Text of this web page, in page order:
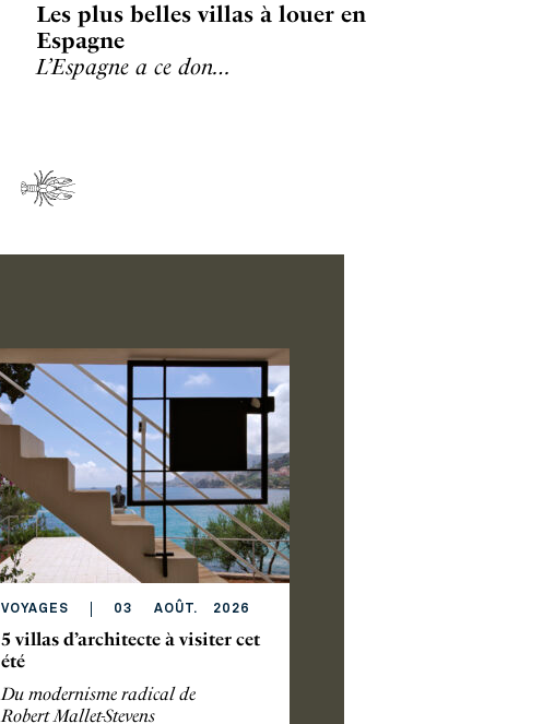
Les plus belles villas à louer en
Espagne
L’Espagne a ce don…
VOYAGES 03 AOÛT. 2026
5 villas d’architecte à visiter cet
été
Du modernisme radical de
Robert Mallet-Stevens